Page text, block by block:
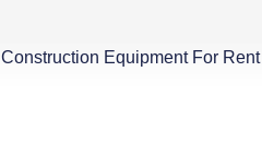
Construction Equipment For Rent